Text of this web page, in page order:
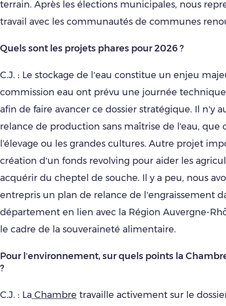
terrain. Après les élections municipales, nous
travail avec les communautés de communes
Quels sont les projets phares pour 2026 ?
C.J. : Le stockage de l’eau constitue un enjeu
commission eau ont prévu une journée
afin de faire avancer ce dossier stratégique. Il n’y
relance de production sans maîtrise de l'eau, que
l'élevage ou les grandes cultures. Autre projet
création d’un fonds revolving pour aider les
acquérir du cheptel de souche. Il y a peu, nous
entrepris un plan de relance de l’engraissement
département en lien avec la Région Auvergne-
le cadre de la souveraineté alimentaire.
Pour l’environnement, sur quels points la
?
C.J. : La Chambre travaille activement sur le